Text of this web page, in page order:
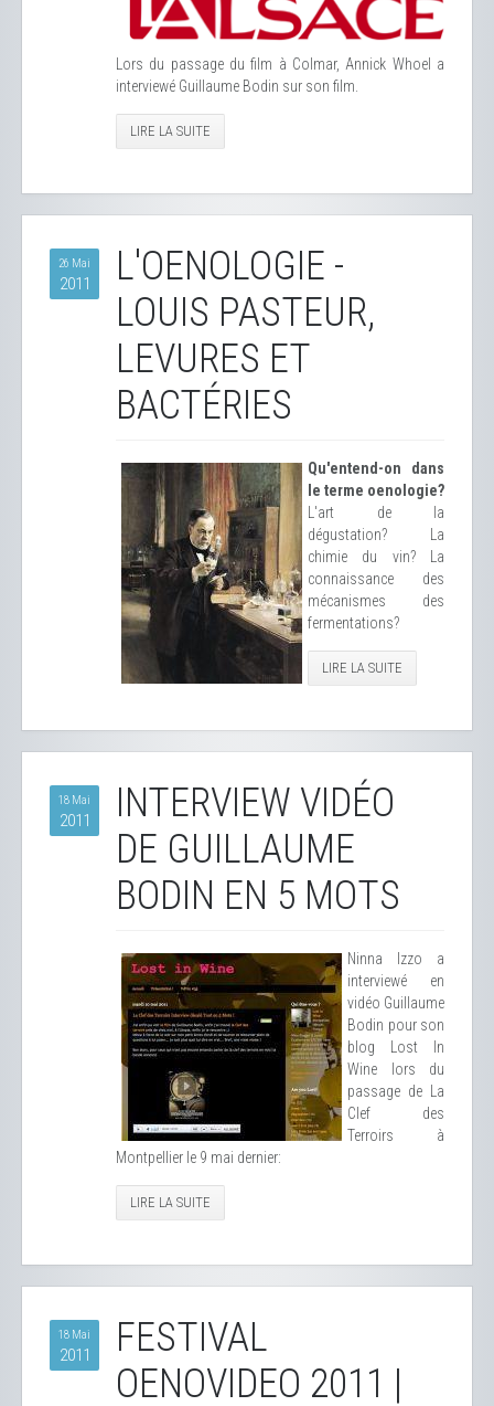
Lors du passage du film à Colmar, Annick Whoel a
interviewé Guillaume Bodin sur son film.
LIRE LA SUITE
26 Mai
2011
L'OENOLOGIE -
LOUIS PASTEUR,
LEVURES ET
BACTÉRIES
Qu'entend-on dans
le terme oenologie?
L'art de la
dégustation? La
chimie du vin? La
connaissance des
mécanismes des
fermentations?
LIRE LA SUITE
18 Mai
2011
INTERVIEW VIDÉO
DE GUILLAUME
BODIN EN 5 MOTS
Ninna Izzo a
interviewé en
vidéo Guillaume
Bodin pour son
blog Lost In
Wine lors du
passage de La
Clef des
Terroirs à
Montpellier le 9 mai dernier:
LIRE LA SUITE
18 Mai
2011
FESTIVAL
OENOVIDEO 2011 |